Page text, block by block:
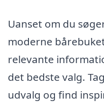
Uanset om du
moderne
relevante
det bedste valg.
udvalg og find